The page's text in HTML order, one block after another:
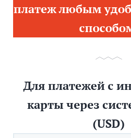
платеж любым
Для платежей с
карты через
(USD)